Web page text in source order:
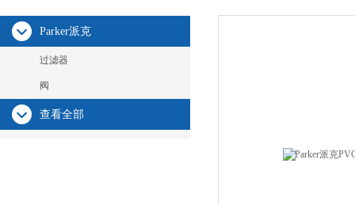
Parker派克
过滤器
阀
查看全部